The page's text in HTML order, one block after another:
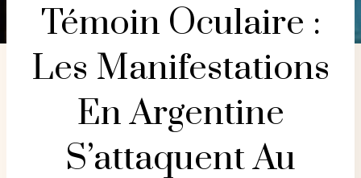
Témoin Oculaire :
Les Manifestations
En Argentine
S’attaquent Au